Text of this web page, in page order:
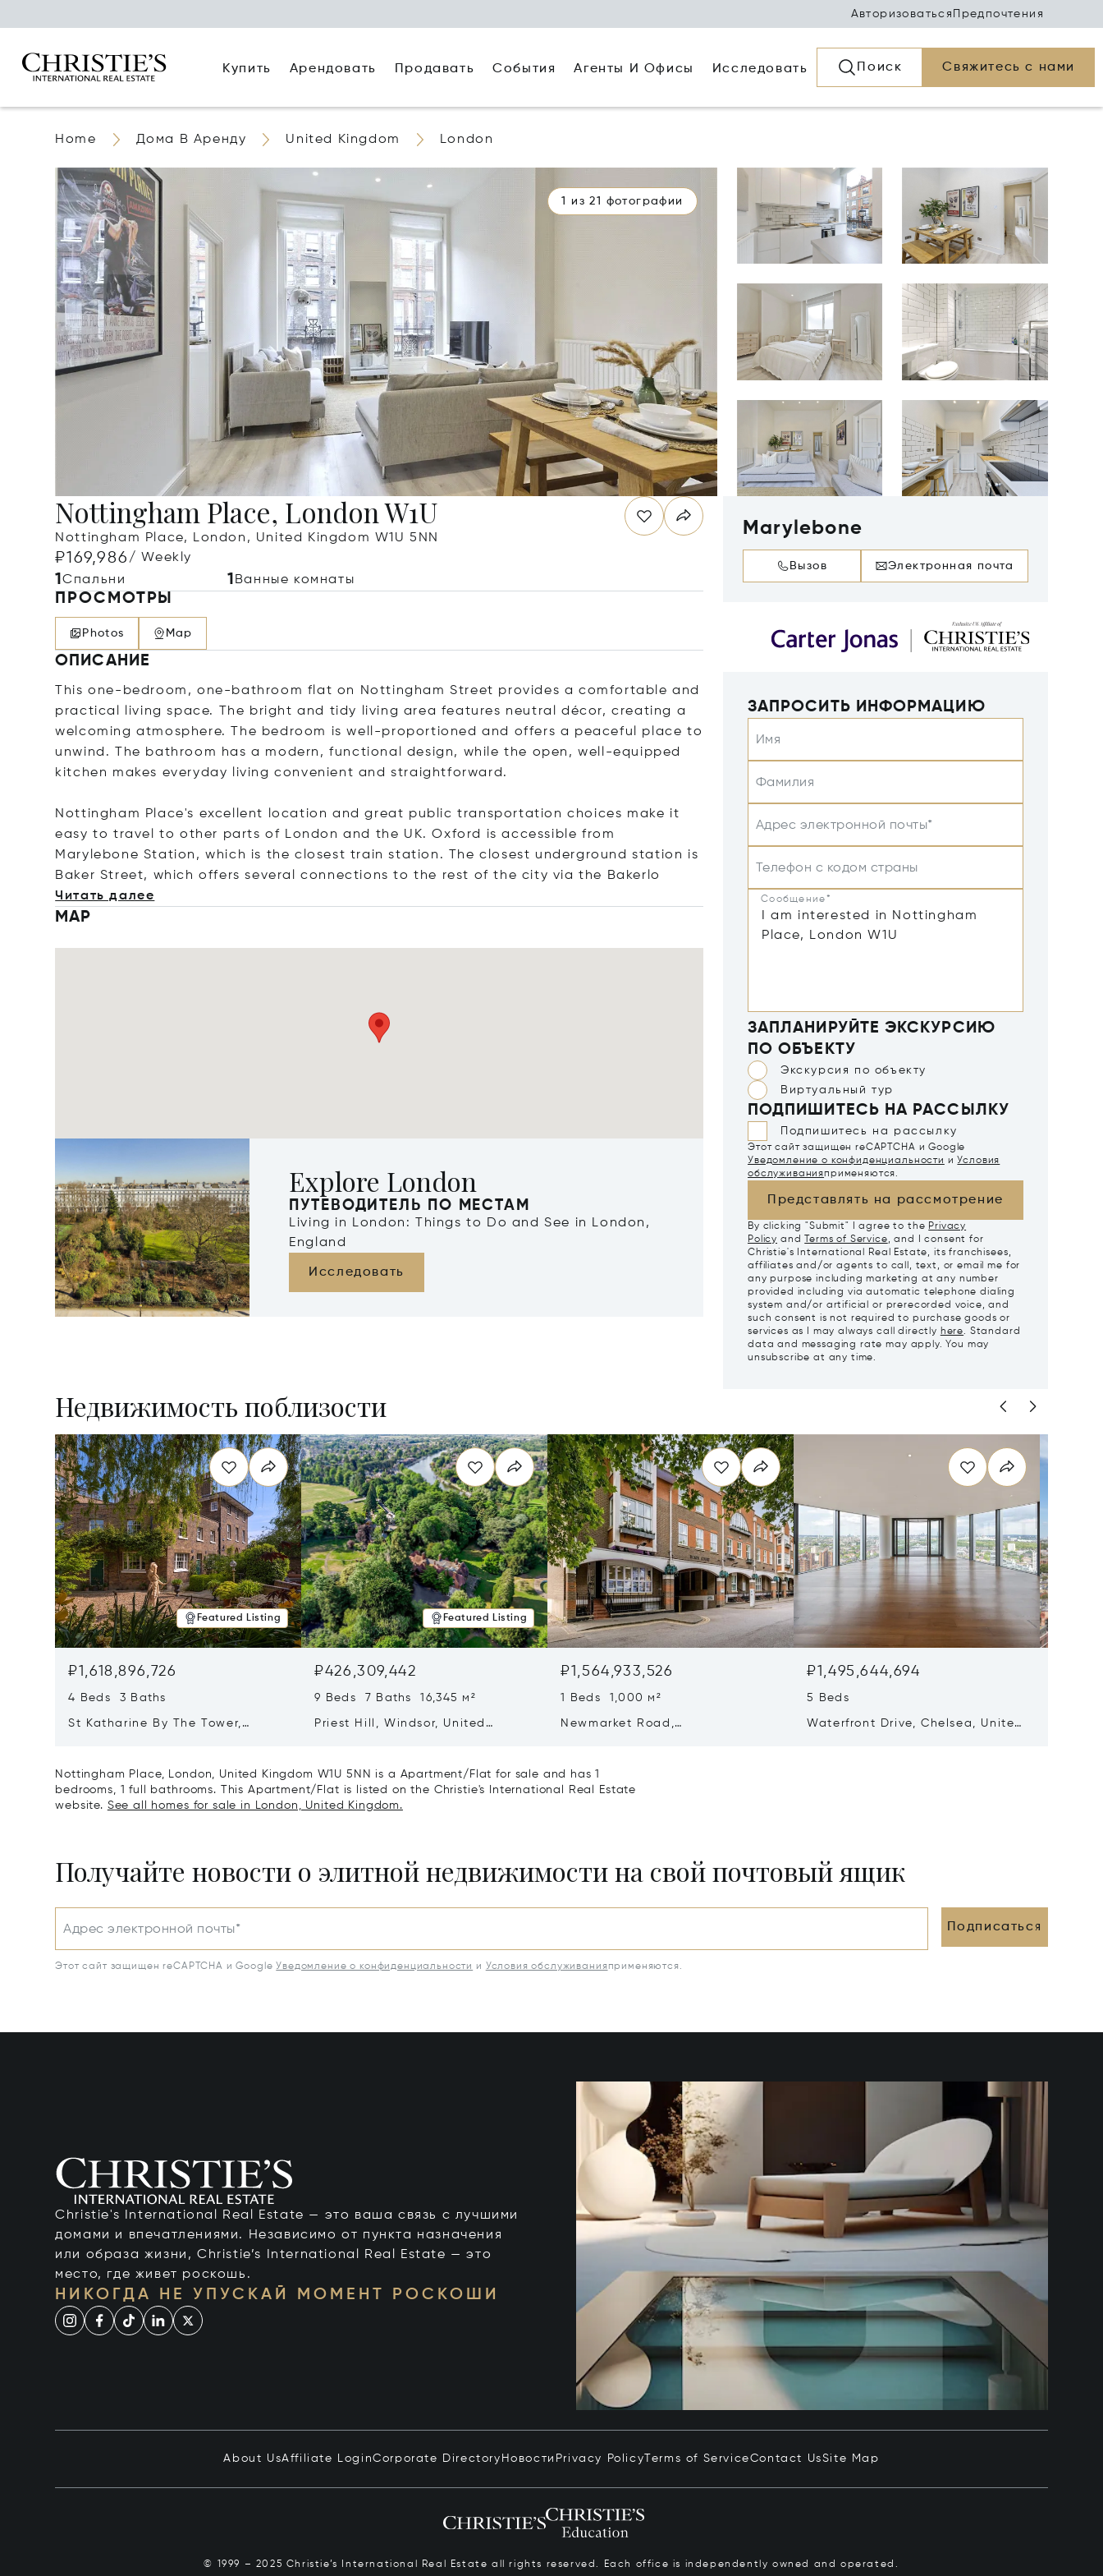
Авторизоваться Предпочтения
Купить Арендовать Продавать События Агенты И Офисы Исследовать Поиск Свяжитесь с нами
Home Дома В Аренду United Kingdom London
1 из 21 фотографии
Nottingham Place, London W1U
Nottingham Place, London, United Kingdom W1U 5NN
₽169,986/ Weekly
1Спальни 1 Ванные комнаты
ПРОСМОТРЫ
Photos Map
ОПИСАНИЕ
This one-bedroom, one-bathroom flat on Nottingham Street provides a comfortable and
practical living space. The bright and tidy living area features neutral décor, creating a
welcoming atmosphere. The bedroom is well-proportioned and offers a peaceful place to
unwind. The bathroom has a modern, functional design, while the open, well-equipped
kitchen makes everyday living convenient and straightforward.
Nottingham Place's excellent location and great public transportation choices make it
easy to travel to other parts of London and the UK. Oxford is accessible from
Marylebone Station, which is the closest train station. The closest underground station is
Baker Street, which offers several connections to the rest of the city via the Ba kerlo
Читать далее
MAP
Explore London
ПУТЕВОДИТЕЛЬ ПО МЕСТАМ
Living in London: Things to Do and See in London,
England
Исследовать
Marylebone
Вызов Электронная почта
ЗАПРОСИТЬ ИНФОРМАЦИЮ
Имя
Фамилия
Адрес электронной почты*
Телефон с кодом страны
Сообщение*
ЗАПЛАНИРУЙТЕ ЭКСКУРСИЮ
ПО ОБЪЕКТУ
Экскурсия по объекту
Виртуальный тур
ПОДПИШИТЕСЬ НА РАССЫЛКУ
Подпишитесь на рассылку
Этот сайт защищен reCAPTCHA и Google
Уведомление о конфиденциальности и Условия
обслуживанияприменяются.
Представлять на рассмотрение
By clicking "Submit" I agree to the Privacy
Policy and Terms of Service, and I consent for
Christie's International Real Estate, its franchisees,
affiliates and/or agents to call, text, or email me for
any purpose including marketing at any number
provided including via automatic telephone dialing
system and/or artificial or prerecorded voice, and
such consent is not required to purchase goods or
services as I may always call directly here. Standard
data and messaging rate may apply. You may
unsubscribe at any time.
Недвижимость поблизости
Featured Listing
₽1,618,896,726
4 Beds 3 Baths
St Katharine By The Tower,
Featured Listing
₽426,309,442
9 Beds 7 Baths 16,345 м²
Priest Hill, Windsor, United
₽1,564,933,526
1 Beds 1,000 м²
Newmarket Road,
₽1,495,644,694
5 Beds
Waterfront Drive, Chelsea, United
Nottingham Place, London, United Kingdom W1U 5NN is a Apartment/Flat for sale and has 1
bedrooms, 1 full bathrooms. This Apartment/Flat is listed on the Christie's International Real Estate
website. See all homes for sale in London, United Kingdom.
Получайте новости о элитной недвижимости на свой почтовый ящик
Адрес электронной почты* Подписаться
Этот сайт защищен reCAPTCHA и Google Уведомление о конфиденциальности и Условия обслуживания применяются.
Christie's International Real Estate — это ваша связь с лучшими
домами и впечатлениями. Независимо от пункта назначения
или образа жизни, Christie’s International Real Estate — это
место, где живет роскошь.
НИКОГДА НЕ УПУСКАЙ МОМЕНТ РОСКОШИ
About UsAffiliate LoginCorporate Directory Новости Privacy Policy Terms of ServiceContact UsSite Map
© 1999 – 2025 Christie’s International Real Estate all rights reserved. Each office is independently owned and operated.